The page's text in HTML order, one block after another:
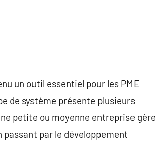
un outil essentiel pour les PME
de système présente plusieurs
petite ou moyenne entreprise gère
passant par le développement